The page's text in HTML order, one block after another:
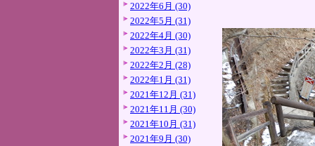
2022年6月 (30)
2022年5月 (31)
2022年4月 (30)
2022年3月 (31)
2022年2月 (28)
2022年1月 (31)
2021年12月 (31)
2021年11月 (30)
2021年10月 (31)
2021年9月 (30)